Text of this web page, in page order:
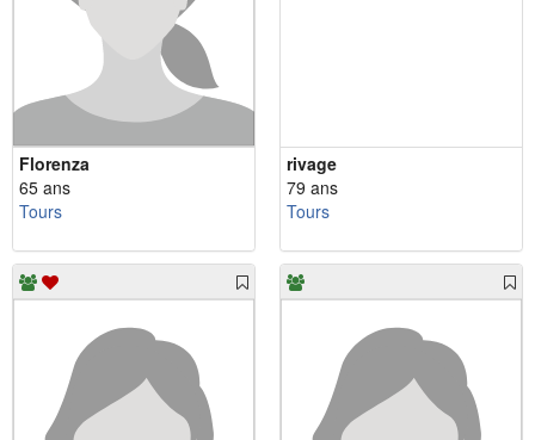
Florenza
65 ans
Tours
rivage
79 ans
Tours